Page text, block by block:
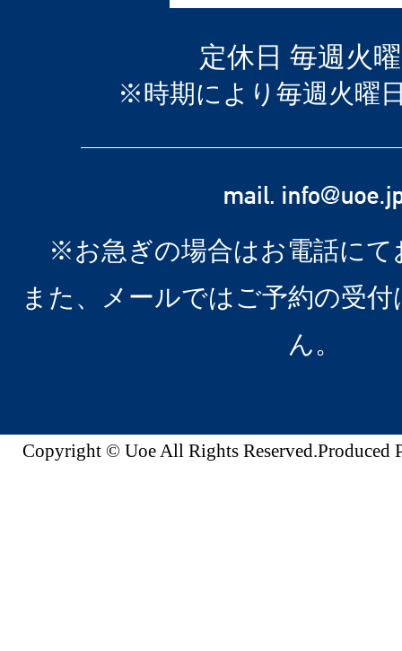
定休日 毎週火
※時期により毎週火曜
※お急ぎの場合はお電話にて
また、メールではご予約の受
ん。
Copyright © Uoe All Rights Reserved.Produced